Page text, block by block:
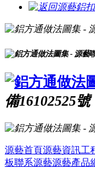
備16102525號
源藝首頁源藝資訊工
板聯系源藝源藝產品